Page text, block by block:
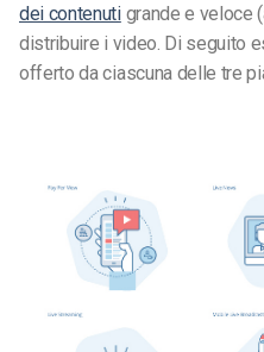
dei contenutigrande e veloce
distribuire i video. Di seguito
offerto da ciascuna delle tre